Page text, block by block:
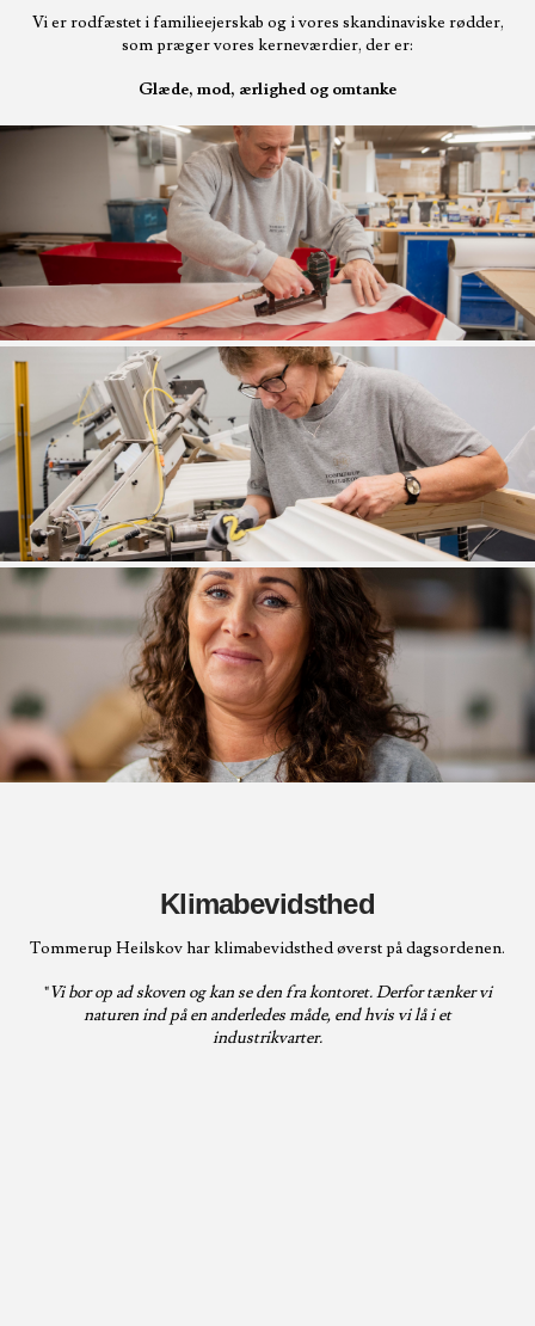
Vi er rodfæstet i familieejerskab og i vores skandinaviske rødder,
som præger vores kerneværdier, der er:
Glæde, mod, ærlighed og omtanke
Klimabevidsthed
Tommerup Heilskov har klimabevidsthed øverst på dagsordenen.
"Vi bor op ad skoven og kan se den fra kontoret. Derfor tænker vi
naturen ind på en anderledes måde, end hvis vi lå i et
industrikvarter.